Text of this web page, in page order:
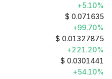
+5.10%
$ 0.071635
+99.70%
$ 0.01327875
+221.20%
$ 0.0301441
+54.10%